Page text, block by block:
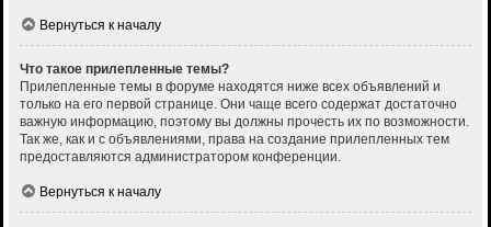
Вернуться к началу
Что такое прилепленные темы?
Прилепленные темы в форуме находятся ниже всех объявлений и
только на его первой странице. Они чаще всего содержат достаточно
важную информацию, поэтому вы должны прочесть их по возможности.
Так же, как и с объявлениями, права на создание прилепленных тем
предоставляются администратором конференции.
Вернуться к началу